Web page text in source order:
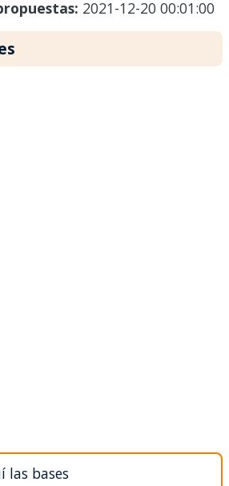
2021-12-20 00:01:00
las bases